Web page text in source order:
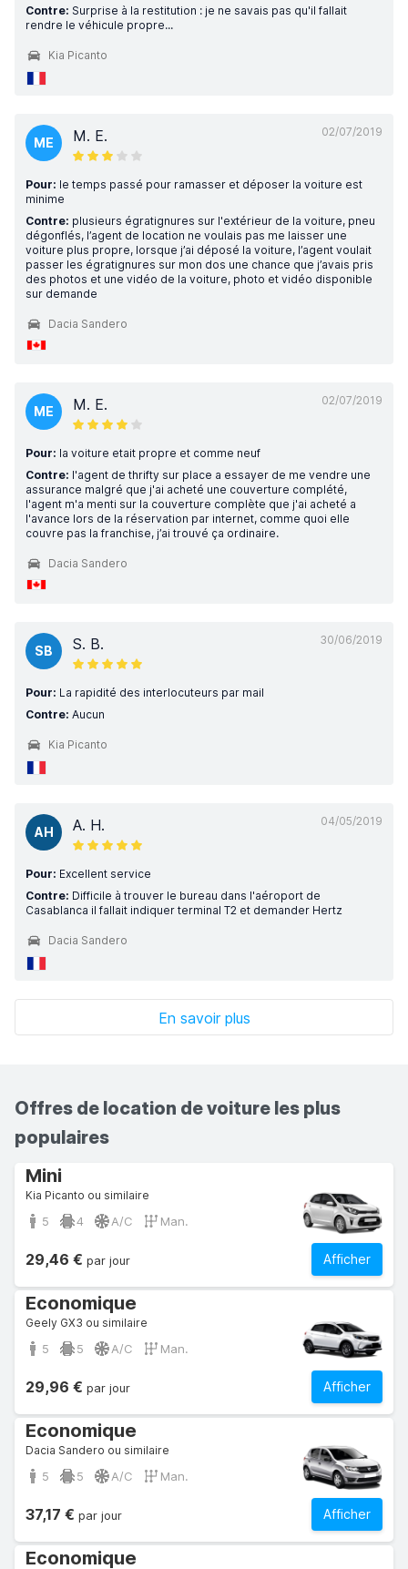
Contre: Surprise à la restitution : je ne savais pas qu'il fallait
rendre le véhicule propre...
Kia Picanto
02/07/2019
ME M. E.
Pour: le temps passé pour ramasser et déposer la voiture est
minime
Contre: plusieurs égratignures sur l'extérieur de la voiture, pneu
dégonflés, l’agent de location ne voulais pas me laisser une
voiture plus propre, lorsque j’ai déposé la voiture, l’agent voulait
passer les égratignures sur mon dos une chance que j’avais pris
des photos et une vidéo de la voiture, photo et vidéo disponible
sur demande
Dacia Sandero
02/07/2019
ME M. E.
Pour: la voiture etait propre et comme neuf
Contre: l'agent de thrifty sur place a essayer de me vendre une
assurance malgré que j'ai acheté une couverture complété,
l'agent m'a menti sur la couverture complète que j'ai acheté a
l'avance lors de la réservation par internet, comme quoi elle
couvre pas la franchise, j’ai trouvé ça ordinaire.
Dacia Sandero
30/06/2019
SB S. B.
Pour: La rapidité des interlocuteurs par mail
Contre: Aucun
Kia Picanto
04/05/2019
AH A. H.
Pour: Excellent service
Contre: Difficile à trouver le bureau dans l'aéroport de
Casablanca il fallait indiquer terminal T2 et demander Hertz
Dacia Sandero
En savoir plus
Offres de location de voiture les plus
populaires
Mini
Kia Picanto ou similaire
5 4 A/C Man.
Afficher
29,46 € par jour
Economique
Geely GX3 ou similaire
5 5 A/C Man.
Afficher
29,96 € par jour
Economique
Dacia Sandero ou similaire
5 5 A/C Man.
Afficher
37,17 € par jour
Economique